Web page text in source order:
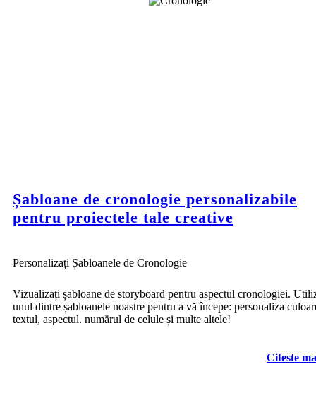
Șabloane de cronologie personalizabile
pentru proiectele tale creative
Personalizați Șabloanele de Cronologie
Vizualizați șabloane de storyboard pentru aspectul cronologiei.
unul dintre șabloanele noastre pentru a vă începe: personaliza
textul, aspectul. numărul de celule și multe altele!
Citeste